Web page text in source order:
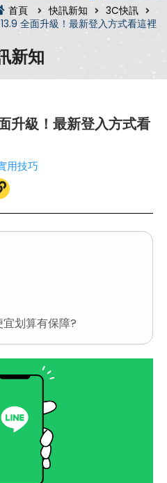
首頁 快訊新知
3C快訊
13.9 全面升級！最新登入方式看這裡
新知
升級！最新登入方式看
用技巧
划算有保障?